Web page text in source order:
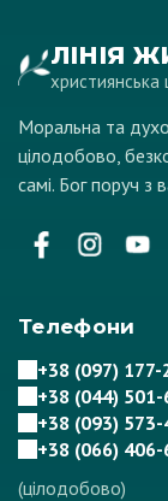
ЛІНІЯ
християнська
Моральна та
цілодобово,
самі. Бог поруч з
Телефони
+38 (097) 177-
+38 (044)
+38 (093)
+38 (066)
(цілодобово)